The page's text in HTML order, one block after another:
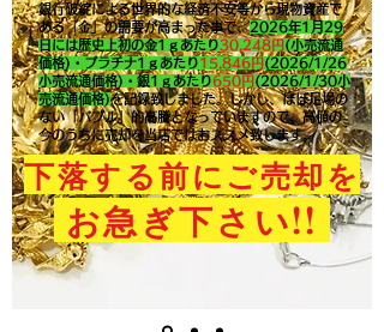
銀行破綻による世界的な経済不安等から現物資産で
ある「金」の需要が高まった事で、2026年1月29
日には歴史上初の金1ｇあたり30,248円 (小売流通
価格)・プラチナ1ｇあたり15,846円 (2026/1/26
小売流通価格)・銀1ｇあたり650円 (2026/1/30小
売流通価格)を記録致しました。​しかし、ほぼ足場の
ない「バブル」的高騰となっていますので、高値の
今のうちに売却を当店ではおススメ致します。
下落する前にご売却を
お急ぎ下さい!!